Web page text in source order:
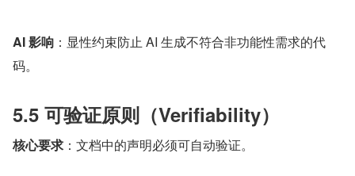
AI 影响 ：显性约束防止 AI 生成不符合非功能性需求的代
码。
5.5 可验证原则（Verifiability）
核心要求 ：文档中的声明必须可自动验证。